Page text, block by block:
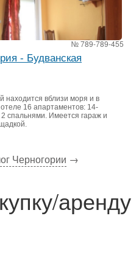
№ 789-789-455
- Будванская
находится вблизи моря и в
16 апартаментов: 14-
спальнями. Имеется гараж и
Черногории →
аренду